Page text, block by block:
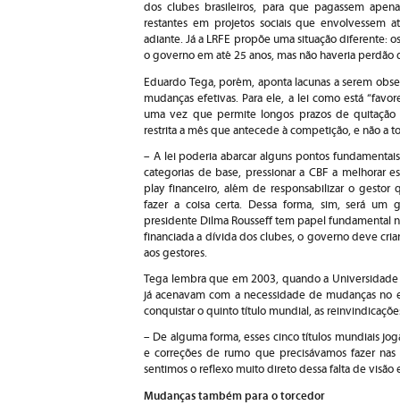
dos clubes brasileiros, para que pagassem
restantes em projetos sociais que envolvessem
adiante. Já a LRFE propõe uma situação diferente:
o governo em até 25 anos, mas não haveria
Eduardo Tega, porém, aponta lacunas a serem
mudanças efetivas. Para ele, a lei como está
uma vez que permite longos prazos de
restrita a mês que antecede à competição, e não a
– A lei poderia abarcar alguns pontos
categorias de base, pressionar a CBF a melhorar
play financeiro, além de responsabilizar o
fazer a coisa certa. Dessa forma, sim, será
presidente Dilma Rousseff tem papel fundamental
financiada a dívida dos clubes, o governo deve
aos gestores.
Tega lembra que em 2003, quando a
já acenavam com a necessidade de mudanças
conquistar o quinto título mundial, as
– De alguma forma, esses cinco títulos mundiais
e correções de rumo que precisávamos fazer
sentimos o reflexo muito direto dessa falta de visão
Mudanças também para o torcedor